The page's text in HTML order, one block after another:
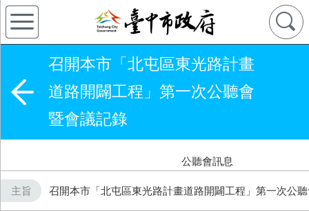
召開本市「北屯區東光路計畫
道路開闢工程」第一次公聽會
暨會議記錄
公聽會訊息
主旨 召開本市「北屯區東光路計畫道路開闢工程」第一次公